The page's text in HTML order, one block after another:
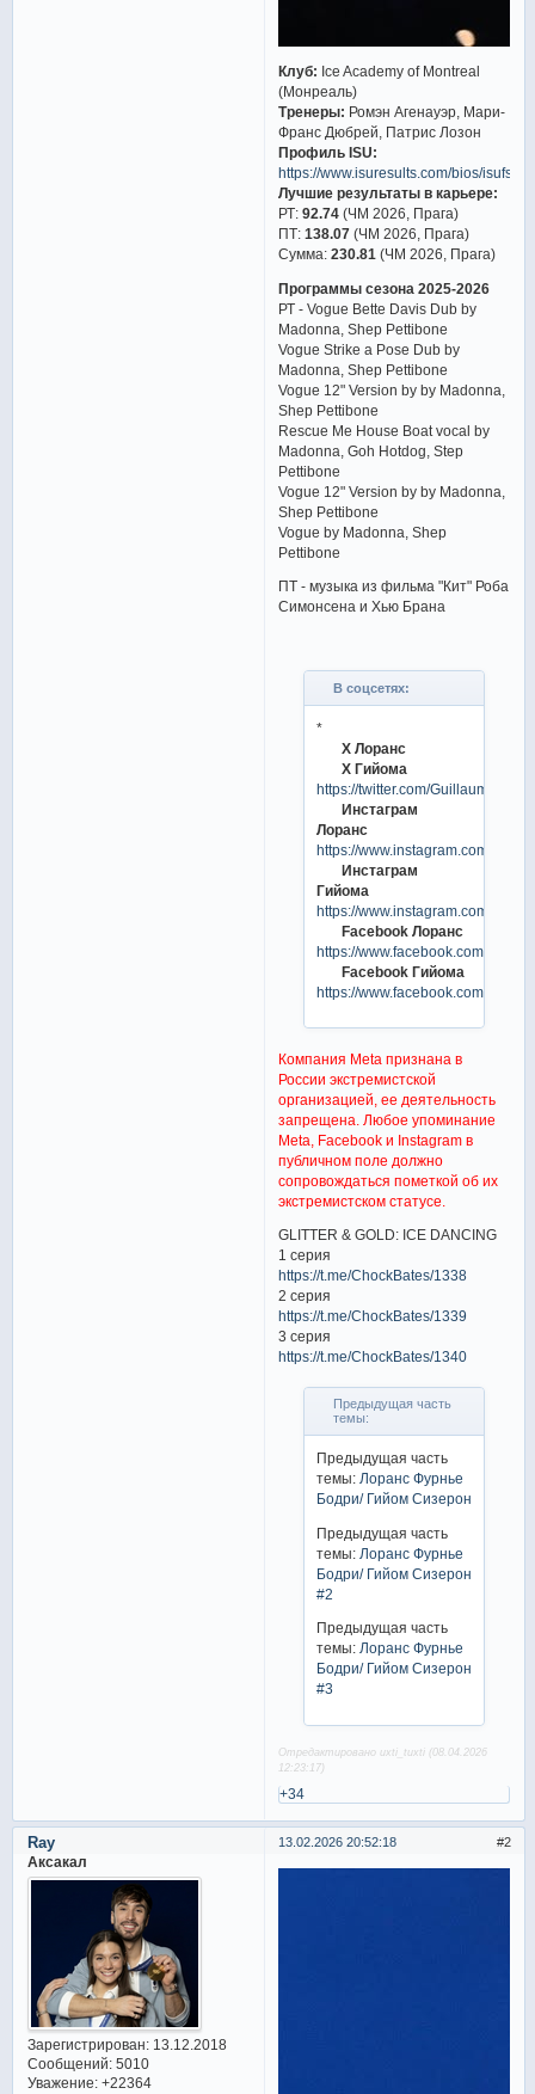
Клуб: Ice Academy of Montreal
(Монреаль)
Тренеры: Ромэн Агенауэр, Мари-
Франс Дюбрей, Патрис Лозон
Профиль ISU:
https://www.isuresults.com/bios/
Лучшие результаты в карьере:
РТ:92.74 (ЧМ 2026, Прага)
ПТ:138.07 (ЧМ 2026, Прага)
Сумма:230.81 (ЧМ 2026, Прага)
Программы сезона 2025-2026
РТ - Vogue Bette Davis Dub by
Madonna, Shep Pettibone
Vogue Strike a Pose Dub by
Madonna, Shep Pettibone
Vogue 12" Version by by Madonna,
Shep Pettibone
Rescue Me House Boat vocal by
Madonna, Goh Hotdog, Step
Pettibone
Vogue 12" Version by by Madonna,
Shep Pettibone
Vogue by Madonna, Shep
Pettibone
ПТ - музыка из фильма "Кит" Роба
Симонсена и Хью Брана
В соцсетях:
*
X Лоранс
X Гийома
https://twitter.com/GuillaumeCIZ
Инстаграм
Лоранс
https://www.instagram.com/
Инстаграм
Гийома
https://www.instagram.com/
Facebook Лоранс
https://www.facebook.com/
Facebook Гийома
https://www.facebook.com/
Компания Meta признана в
России экстремистской
организацией, ее деятельность
запрещена. Любое упоминание
Meta, Facebook и Instagram в
публичном поле должно
сопровождаться пометкой об их
экстремистском статусе.
GLITTER & GOLD: ICE DANCING
1 серия
https://t.me/ChockBates/1338
2 серия
https://t.me/ChockBates/1339
3 серия
https://t.me/ChockBates/1340
Предыдущая часть
темы:
Предыдущая часть
темы: Лоранс Фурнье
Бодри/ Гийом Сизерон
Предыдущая часть
темы: Лоранс Фурнье
Бодри/ Гийом Сизерон
#2
Предыдущая часть
темы: Лоранс Фурнье
Бодри/ Гийом Сизерон
#3
Отредактировано uxti_tuxti (08.04.2026
12:23:17)
+34
2
13.02.2026 20:52:18
Ray
Аксакал
Зарегистрирован: 13.12.2018
Сообщений:5010
Уважение: +22364